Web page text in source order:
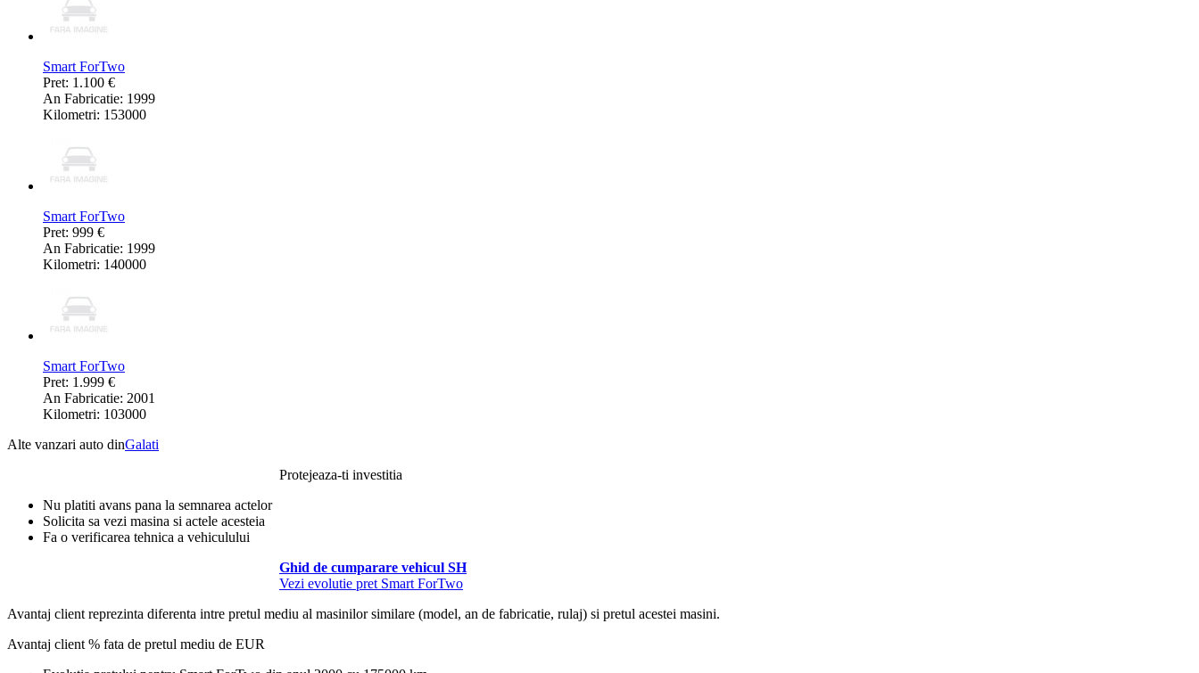
Smart ForTwo
Pret: 1.100 €
An Fabricatie: 1999
Kilometri: 153000
Smart ForTwo
Pret: 999 €
An Fabricatie: 1999
Kilometri: 140000
Smart ForTwo
Pret: 1.999 €
An Fabricatie: 2001
Kilometri: 103000
Alte vanzari auto dinGalati
Protejeaza-ti investitia
Nu platiti avans pana la semnarea actelor
Solicita sa vezi masina si actele acesteia
Fa o verificarea tehnica a vehiculului
Ghid de cumparare vehicul SH
Vezi evolutie pret Smart ForTwo
Avantaj client reprezinta diferenta intre pretul mediu al masinilor similare (model, an de fabricatie, rulaj) si pretul acestei masini.
Avantaj client % fata de pretul mediu de EUR